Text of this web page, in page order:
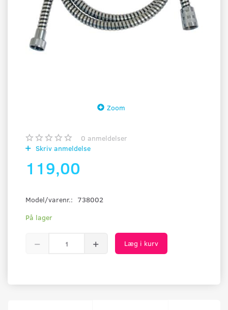
Zoom
0 anmeldelser
Skriv anmeldelse
119,00
Model/varenr.: 738002
På lager
Læg i kurv